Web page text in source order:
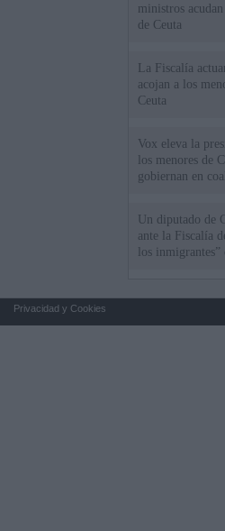
ministros
de Ceuta
La Fiscalía
acojan a los
Ceuta
Vox eleva la
los menores de
gobiernan en
Un diputado de
ante la Fiscalía
los inmigrantes”
Privacidad y Cookies